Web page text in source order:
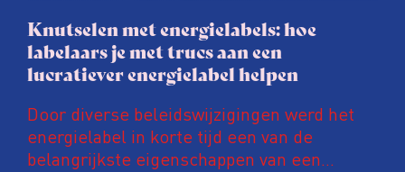
Knutselen met energielabels: hoe
labelaars je met trucs aan een
lucratiever energielabel helpen
Door diverse beleidswijzigingen werd het
energielabel in korte tijd een van de
belangrijkste eigenschappen van een